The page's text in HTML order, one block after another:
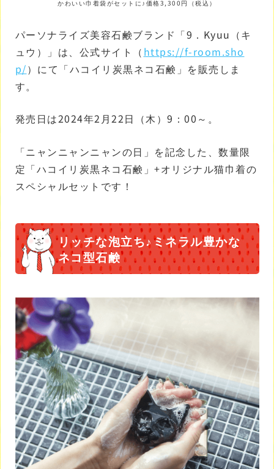
かわいい巾着袋がセットに♪価格3,300円（税込）
パーソナライズ美容石鹸ブランド「9．Kyuu（キ
ュウ）」は、公式サイト（ https://f-room.sho
p/）にて「ハコイリ炭黒ネコ石鹸」を販売しま
す。
発売日は2024年2月22日（木）9：00～。
「ニャンニャンニャンの日」を記念した、数量限
定「ハコイリ炭黒ネコ石鹸」+オリジナル猫巾着の
スペシャルセットです！
リッチな泡立ち♪ミネラル豊かな
ネコ型石鹸